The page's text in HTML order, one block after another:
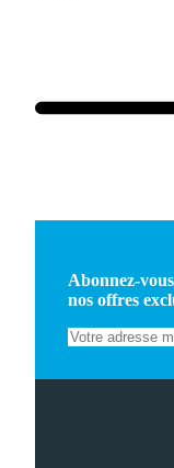
Abonnez-
nos offres